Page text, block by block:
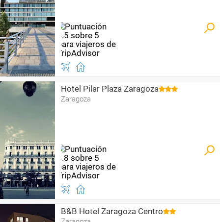
Hotel Pilar Plaza Zaragoza
Zaragoza
B&B Hotel Zaragoza Centro